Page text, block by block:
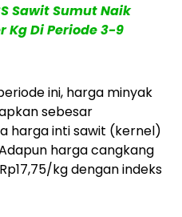
Sawit Sumut Naik
Kg Di Periode 3-9
ini, harga minyak
sebesar
harga inti sawit (kernel)
harga cangkang
kg dengan indeks